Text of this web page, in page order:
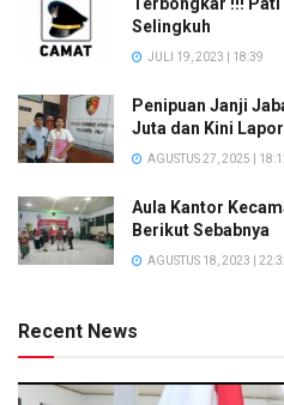
Selingkuh
JULI 19, 2023 | 18:39
Penipuan Janji
Juta dan Kini
AGUSTUS 27, 2025 |
Aula Kantor
Berikut Sebabnya
AGUSTUS 18, 2023 |
Recent News